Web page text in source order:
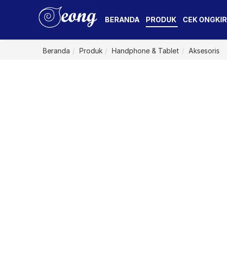
BERANDA PRODUK CEK ONGKIR
Beranda Produk Handphone & Tablet Aksesoris